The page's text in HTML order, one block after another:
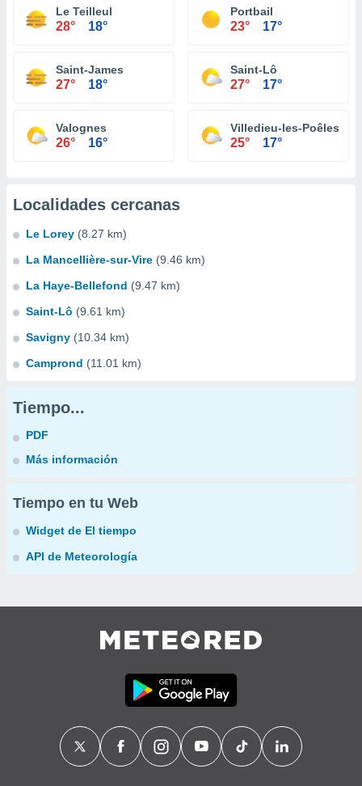
Le Teilleul
28° 18°
Portbail
23° 17°
Saint-James
27° 18°
Saint-Lô
27° 17°
Valognes
26° 16°
Villedieu-les-Poêles
25° 17°
Localidades cercanas
Le Lorey (8.27 km)
La Mancellière-sur-Vire (9.46 km)
La Haye-Bellefond (9.47 km)
Saint-Lô (9.61 km)
Savigny (10.34 km)
Camprond (11.01 km)
Tiempo...
PDF
Más información
Tiempo en tu Web
Widget de El tiempo
API de Meteorología